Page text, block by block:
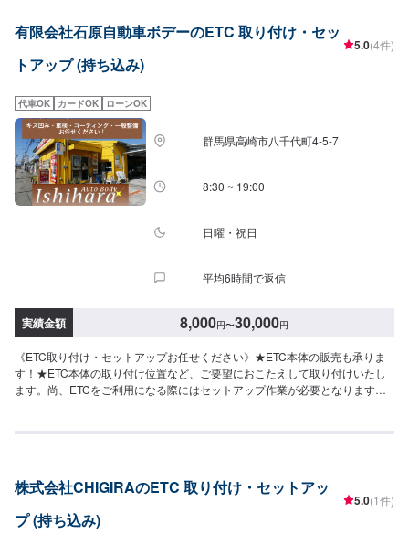
りと判断し、適切な修理の方法をご提案いたします。フロンガス交換機有！
最新車種のエアコン修理も対応できます！全員業界歴20年以上の大ベテラン
の作業員です。お客様の愛車をご安心してお任せください！-----------------------
見積りにご納得いただければ作業開始【4】仕上がり次第納車-----------パーツ
持ち込みについて-----------パーツの持ち込み可能です。オファーにて詳細をお
願い致します。【定休日・営業時間】定休日：日曜日、祝日営業時間：
8:30~17:30
有限会社石原自動車ボデーのETC 取り付け・セッ
トアップ (持ち込み)
5.0(4件)
代車OK カードOK ローンOK
群馬県高崎市八千代町4-5-7
8:30 ~ 19:00
日曜・祝日
平均6時間で返信
実績金額 8,000円〜30,000円
《ETC取り付け・セットアップお任せください》★ETC本体の販売も承りま
す！★ETC本体の取り付け位置など、ご要望におこたえして取り付けいたし
ます。尚、ETCをご利用になる際にはセットアップ作業が必要となります
創業してから半世紀。地元の皆様から長年のご信頼に支えられながら、今な
ど…お車のお困りごとについては何でもご相談ください。お困りごとにお応
えし、解決する「対応力」で、お客様のカーライフのお役に立てればと考え
ています。基本的なことから、パーツの選択、仕上がりの精度までいくつか
株式会社CHIGIRAのETC 取り付け・セットアッ
プ (持ち込み)
5.0(1件)